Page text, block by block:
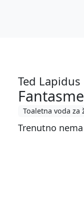
Ted Lapidus
Fantasme
Toaletna voda za
Trenutno